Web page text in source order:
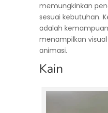
memungkinkan
sesuai kebutuhan.
adalah
menampilkan
animasi.
Kain